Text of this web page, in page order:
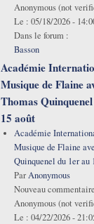
Anonymous (not
Le : 05/18/2026 -
Dans le forum :
Basson
Académie
Musique de Flaine
Thomas
15 août
Académie
Musique de Flaine
Quinquenel du 1er au
ParAnonymous
Nouveau
Anonymous (not
Le : 04/22/2026 -